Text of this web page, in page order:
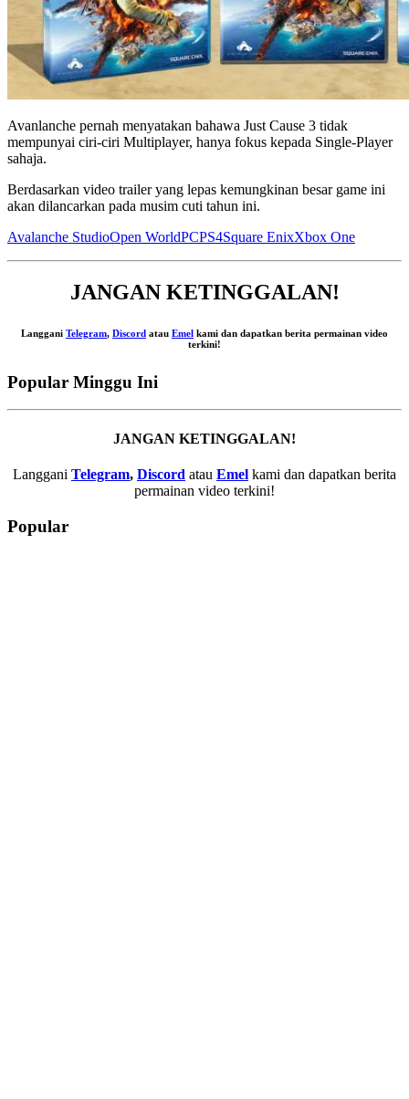
Avanlanche pernah menyatakan bahawa Just Cause 3 tidak
mempunyai ciri-ciri Multiplayer, hanya fokus kepada Single-Player
sahaja.
Berdasarkan video trailer yang lepas kemungkinan besar game ini
akan dilancarkan pada musim cuti tahun ini.
Avalanche StudioOpen WorldPCPS4Square EnixXbox One
JANGAN KETINGGALAN!
Langgani Telegram, Discord atau Emel kami dan dapatkan berita permainan video
terkini!
Popular Minggu Ini
JANGAN KETINGGALAN!
Langgani Telegram, Discord atau Emel kami dan dapatkan berita
permainan video terkini!
Popular